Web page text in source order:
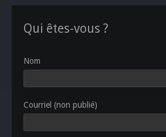
Qui êtes-vous ?
Nom
Courriel (non publié)